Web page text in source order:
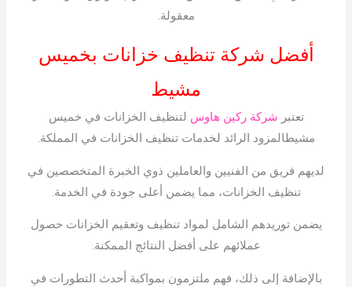
معقولة.
أفضل شركة تنظيف خزانات بخميس
مشيط
تعتبر شركة ركين هاوس لتنظيف الخزانات في خميس
مشيطالمزود الرائد لخدمات تنظيف الخزانات في المملكة.
لديهم فريق من الفنيين والعاملين ذوي الخبرة المتخصصين في
تنظيف الخزانات، مما يضمن أعلى جودة في الخدمة.
يضمن توريدهم الشامل لمواد تنظيف وتعقيم الخزانات حصول
عملائهم على أفضل النتائج الممكنة.
بالإضافة إلى ذلك، فهم ملتزمون بمواكبة أحدث التطورات في